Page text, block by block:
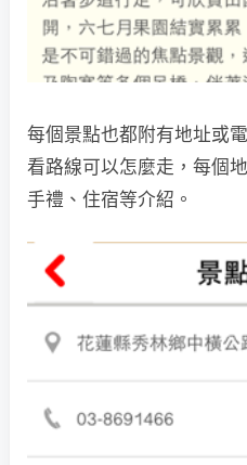
每個景點也都附有地址或
看路線可以怎麼走，每個
手禮、住宿等介紹。